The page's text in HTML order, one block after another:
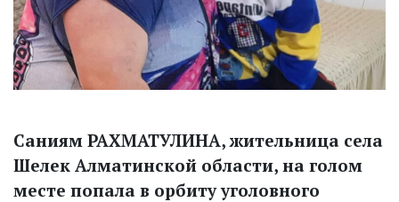
Саниям РАХМАТУЛИНА, жительница села
Шелек Алматинской области, на голом
месте попала в орбиту уголовного